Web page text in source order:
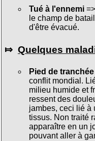
Tué à l'ennemi
le champ de
d'être évacué.
⤇ Quelques
Pied de tranchée
conflit mondial.
milieu humide et
ressent des
jambes, ceci lié à
tissus. Non traité
apparaître en un
pouvant aller à